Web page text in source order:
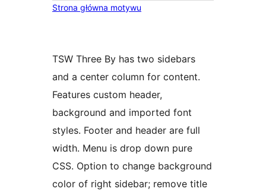
Strona główna motywu
TSW Three By has two sidebars
and a center column for content.
Features custom header,
background and imported font
styles. Footer and header are full
width. Menu is drop down pure
CSS. Option to change background
color of right sidebar; remove title